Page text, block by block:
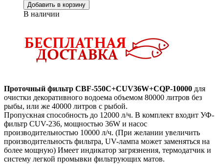
Добавить в корзину
В наличии
Проточный фильтр CBF-550C+CUV36W+CQP-10000 для
очистки декоративного водоема объемом 80000 литров без
рыбы, или же 40000 литров с рыбой.
Пропускная способность до 12000 л/ч. В комплект входит УФ-
фильтр CUV-236, мощностью 36W и насос
производительностью 10000 л/ч. (При желании увеличить
производительность фильтра, UV-лампа может заменяться на
более мощную) Имеет индикатор загрязнения, термодатчик и
систему легкой промывки фильтрующих матов.